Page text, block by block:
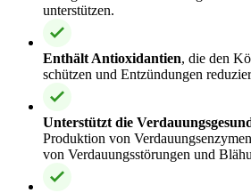
unterstützen.
Enthält Antioxidantien, die den
schützen und Entzündungen
Unterstützt die
Produktion von
von Verdauungsstörungen und